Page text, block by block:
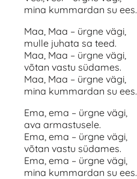
mina kummardan su ees.
Maa, Maa – ürgne vägi,
mulle juhata sa teed.
Maa, Maa – ürgne vägi,
võtan vastu südames.
Maa, Maa – ürgne vägi,
mina kummardan su ees.
Ema, ema – ürgne vägi,
ava armastusele.
Ema, ema – ürgne vägi,
võtan vastu südames.
Ema, ema – ürgne vägi,
mina kummardan su ees.